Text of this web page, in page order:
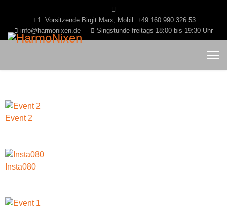
1. Vorsitzende Birgit Marx, Mobil: +49 160 990 326 53
info@harmonixen.de
Singstunde freitags 18:00 bis 19:30 Uhr
Event 2
Insta080